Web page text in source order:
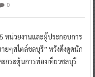
0
หน่วยงานและผู้ประกอบการ
ยๆสไตล์ชลบุรี” หวังดึงดูดนัก
ะกระตุ้นการท่องเที่ยวชลบุรี